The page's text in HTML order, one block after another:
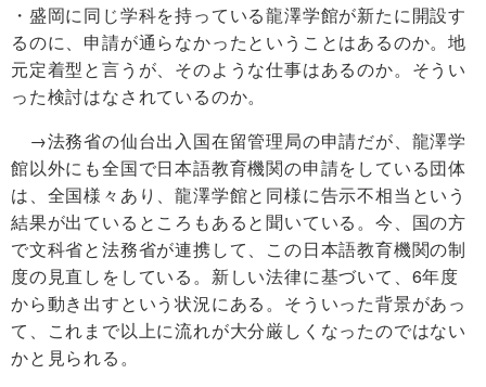
・盛岡に同じ学科を持っている龍澤学館が新たに開設す
るのに、申請が通らなかったということはあるのか。地
元定着型と言うが、そのような仕事はあるのか。そうい
った検討はなされているのか。
→法務省の仙台出入国在留管理局の申請だが、龍澤学
館以外にも全国で日本語教育機関の申請をしている団体
は、全国様々あり、龍澤学館と同様に告示不相当という
結果が出ているところもあると聞いている。今、国の方
で文科省と法務省が連携して、この日本語教育機関の制
度の見直しをしている。新しい法律に基づいて、6年度
から動き出すという状況にある。そういった背景があっ
て、これまで以上に流れが大分厳しくなったのではない
かと見られる。